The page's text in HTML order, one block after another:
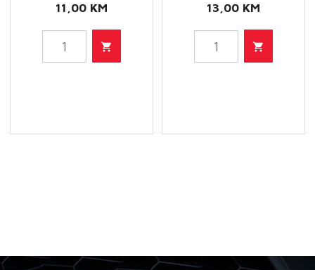
11,00 KM
712/7
Filter
13,00 KM
7009
Filter